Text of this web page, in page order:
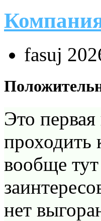
fasuj
Это
проходить
вообще тут
нет